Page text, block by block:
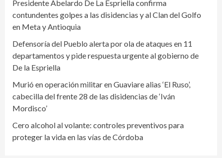
Presidente Abelardo De La Espriella confirma
contundentes golpes a las disidencias y al Clan del Golfo
en Meta y Antioquia
Defensoría del Pueblo alerta por ola de ataques en 11
departamentos y pide respuesta urgente al gobierno de
De la Espriella
Murió en operación militar en Guaviare alias ‘El Ruso’,
cabecilla del frente 28 de las disidencias de ‘Iván
Mordisco’
Cero alcohol al volante: controles preventivos para
proteger la vida en las vías de Córdoba